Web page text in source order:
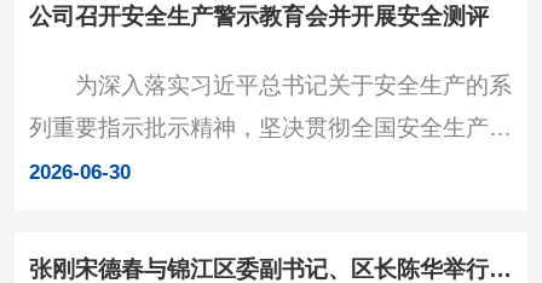
总经理宋德春主持会议，党委委员、副总经理王
玉贵宣读表彰决定。会议现场 大会通报了荣
获中国五矿、中国中冶表彰的共7名同志和3个
公司召开安全生产警示教育会并开展安全测评
为深入落实习近平总书记关于安全生产的系
列重要指示批示精神，坚决贯彻全国安全生产视
频会议和中国五矿、中国中冶安全生产视频会议
署，近日，公司召开安全生产警示教育会并开展
2026-06-30
张刚宋德春与锦江区委副书记、区长陈华举行工作会谈